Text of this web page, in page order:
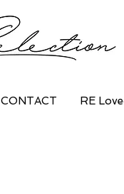
CONTACT RE